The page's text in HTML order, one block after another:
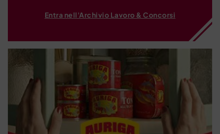
Entra nell'Archivio Lavoro & Concorsi